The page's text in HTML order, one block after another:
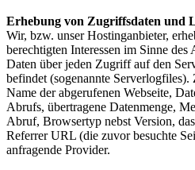
Erhebung von Zugriffsdaten und
Wir, bzw. unser Hostinganbieter,
berechtigten Interessen im Sinne
Daten über jeden Zugriff auf den
befindet (sogenannte
Name der abgerufenen Webseite,
Abrufs, übertragene Datenmenge,
Abruf, Browsertyp nebst Version,
Referrer URL (die zuvor besuchte
anfragende Provider.